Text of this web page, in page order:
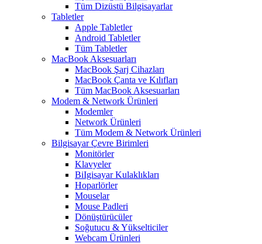
Tüm Dizüstü Bilgisayarlar
Tabletler
Apple Tabletler
Android Tabletler
Tüm Tabletler
MacBook Aksesuarları
MacBook Şarj Cihazları
MacBook Çanta ve Kılıfları
Tüm MacBook Aksesuarları
Modem & Network Ürünleri
Modemler
Network Ürünleri
Tüm Modem & Network Ürünleri
Bilgisayar Çevre Birimleri
Monitörler
Klavyeler
BiIgisayar Kulaklıkları
Hoparlörler
Mouselar
Mouse Padleri
Dönüştürücüler
Soğutucu & Yükselticiler
Webcam Ürünleri